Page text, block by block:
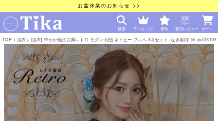
お盆休業のお知らせ >>
検索 ランキング 新作 着用レビュー カート
TOP 浴衣 [浴衣] 華やか朝顔 古典レトロ モダン 紺色 ネイビー ブルベ 3点セット (なぎ着用) [tk-